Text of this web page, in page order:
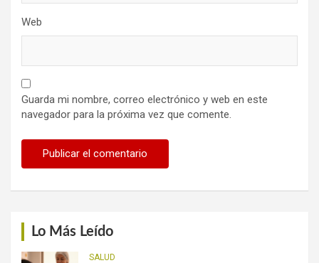
Web
Guarda mi nombre, correo electrónico y web en este
navegador para la próxima vez que comente.
Lo Más Leído
SALUD